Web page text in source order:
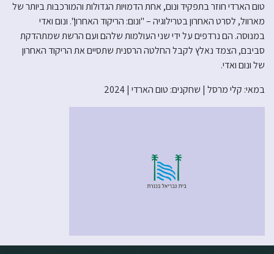
טום הארדי חוזר בתפקיד ונום, אחת הדמויות הגדולות והמורכבות ביותר של
מארוול, לסרט האחרון בטרילוגיה – "ונום: הריקוד האחרון". ונום ואדי
במנוסה. הם נרדפים על ידי שני העולמות שלהם ועם הרשת שמתהדקת
סביבם, הצמד נאלץ לקבל החלטה הרסנית שתסיים את הריקוד האחרון
של ונום ואדי.
במאי: קלי מרסל | שחקנים: טום הארדי | 2024